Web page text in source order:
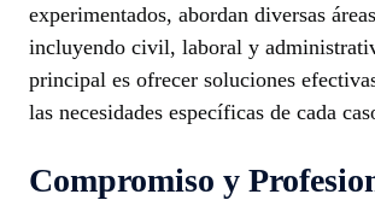
experimentados, abordan diversas
incluyendo civil, laboral y
principal es ofrecer soluciones
las necesidades específicas de cada
Compromiso y